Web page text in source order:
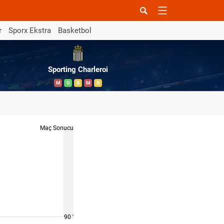
Sporx Ekstra Basketbol
Sporting Charleroi
M G B M B
Maç Sonucu
90 '